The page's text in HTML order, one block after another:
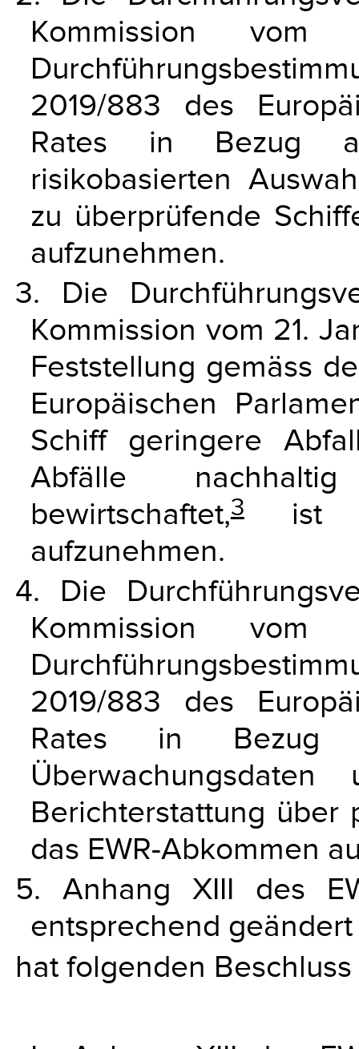
Kommission
2019/883 des
Rates in Bezug
risikobasierten
zu überprüfende
aufzunehmen.
3. Die
Kommission vom 21.
Feststellung gemäss
Europäischen
Schiff geringere
Abfälle
bewirtschaftet,3ist in
aufzunehmen.
4. Die
Kommission
2019/883 des
Rates in
Berichterstattung über
das EWR-Abkommen
5. Anhang XIII des
entsprechend
hat folgenden